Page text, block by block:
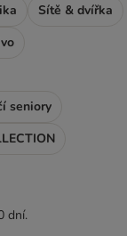
Sítě & dvířka
seniory
dní.